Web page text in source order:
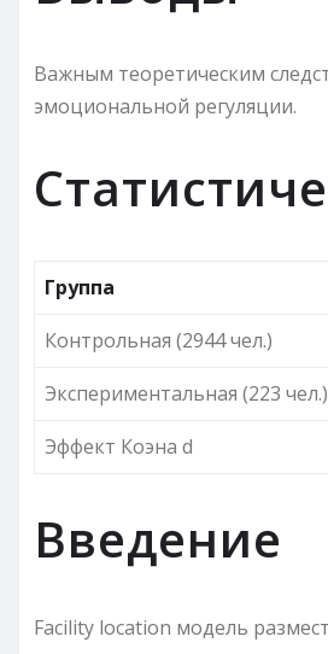
Важным теоретическим
эмоциональной регуляции.
Группа
Контрольная (2944 чел.)
Экспериментальная (223 чел.)
Эффект Коэна d
Введение
Facility location модель